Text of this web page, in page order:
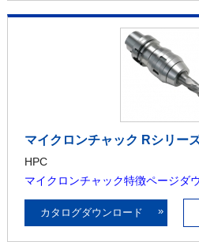
マイクロンチャック Rシリー
HPC
マイクロンチャック特徴ページダ
カタログダウンロード »